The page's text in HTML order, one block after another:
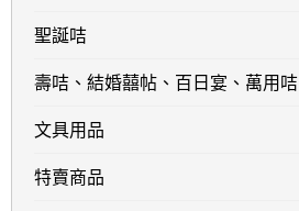
聖誕咭
壽咭、結婚囍帖、百日宴、萬用咭
文具用品
特賣商品